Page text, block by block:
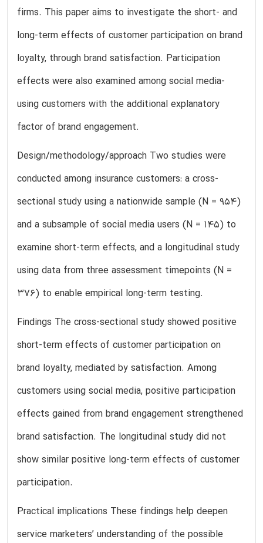
firms. This paper aims to investigate the short- and
long-term effects of customer participation on brand
loyalty, through brand satisfaction. Participation
effects were also examined among social media-
using customers with the additional explanatory
factor of brand engagement.
Design/methodology/approach Two studies were
conducted among insurance customers: a cross-
sectional study using a nationwide sample (N = 954)
and a subsample of social media users (N = 145) to
examine short-term effects, and a longitudinal study
using data from three assessment timepoints (N =
376) to enable empirical long-term testing.
Findings The cross-sectional study showed positive
short-term effects of customer participation on
brand loyalty, mediated by satisfaction. Among
customers using social media, positive participation
effects gained from brand engagement strengthened
brand satisfaction. The longitudinal study did not
show similar positive long-term effects of customer
participation.
Practical implications These findings help deepen
service marketers’ understanding of the possible